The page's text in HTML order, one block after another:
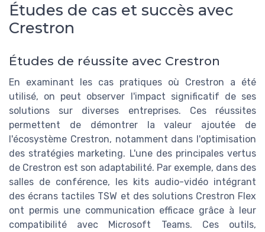
Études de cas et succès avec
Crestron
Études de réussite avec Crestron
En examinant les cas pratiques où Crestron a été
utilisé, on peut observer l'impact significatif de ses
solutions sur diverses entreprises. Ces réussites
permettent de démontrer la valeur ajoutée de
l'écosystème Crestron, notamment dans l'optimisation
des stratégies marketing. L'une des principales vertus
de Crestron est son adaptabilité. Par exemple, dans des
salles de conférence, les kits audio-vidéo intégrant
des écrans tactiles TSW et des solutions Crestron Flex
ont permis une communication efficace grâce à leur
compatibilité avec Microsoft Teams. Ces outils,